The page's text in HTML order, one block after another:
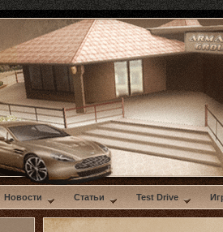
Новости Статьи Test Drive